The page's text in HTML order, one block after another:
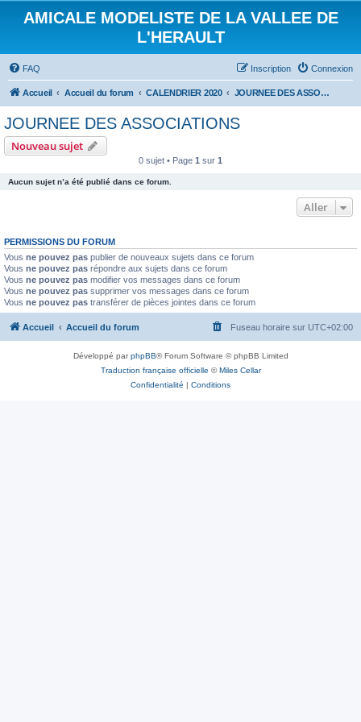
AMICALE MODELISTE DE LA VALLEE DE
L'HERAULT
FAQ Connexion
Inscription
Accueil Accueil du forum CALENDRIER 2020 JOURNEE DES ASSOCIATIONS
JOURNEE DES ASSOCIATIONS
Nouveau sujet
0 sujet • Page 1 sur 1
Aucun sujet n’a été publié dans ce forum.
Aller
PERMISSIONS DU FORUM
Vous ne pouvez pas publier de nouveaux sujets dans ce forum
Vous ne pouvez pas répondre aux sujets dans ce forum
Vous ne pouvez pas modifier vos messages dans ce forum
Vous ne pouvez pas supprimer vos messages dans ce forum
Vous ne pouvez pas transférer de pièces jointes dans ce forum
Accueil Accueil du forum Fuseau horaire sur UTC+02:00
Développé parphpBB® Forum Software © phpBB Limited
Traduction française officielle ©Miles Cellar
Confidentialité | Conditions